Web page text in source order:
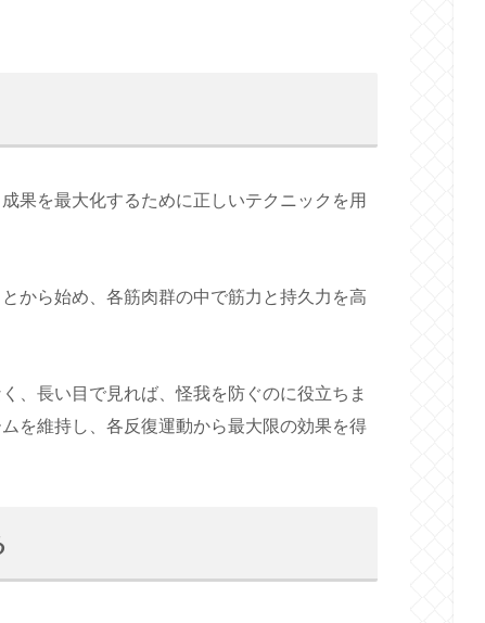
果を最大化するために正しいテクニックを用
から始め、各筋肉群の中で筋力と持久力を高
、長い目で見れば、怪我を防ぐのに役立ちま
を維持し、各反復運動から最大限の効果を得